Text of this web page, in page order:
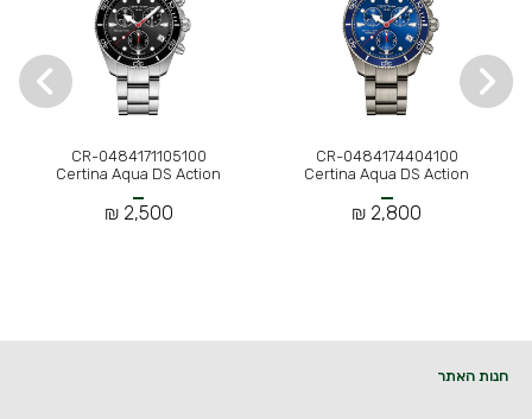
CR-0484174404100
Certina Aqua DS Action
2,800 ₪
CR-0484171105100
Certina Aqua DS Action
2,500 ₪
חנות האתר